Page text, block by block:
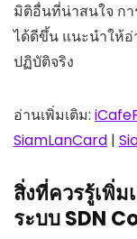
มิติอื่นที่น่าสนใจ กา
ได้ดีขึ้น แนะนำให้อ่
ปฏิบัติจริง
อ่านเพิ่มเติม:
SiamLanCard |
สิ่งที่ควรรู้เพิ่
ระบบ SDN